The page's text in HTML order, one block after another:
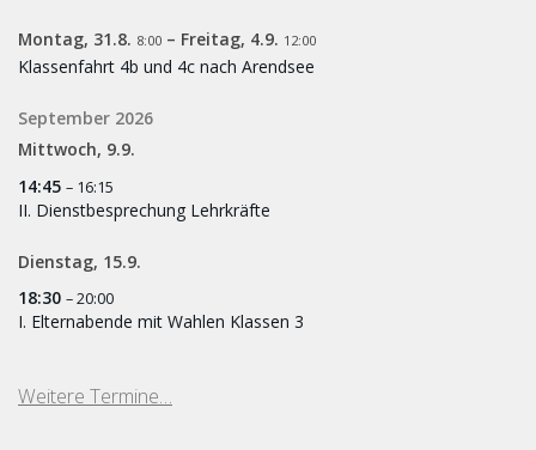
Montag, 31.8. 8:00 – Freitag, 4.9. 12:00
Klassenfahrt 4b und 4c nach Arendsee
September 2026
Mittwoch, 9.9.
14:45 – 16:15
II. Dienstbesprechung Lehrkräfte
Dienstag, 15.9.
18:30 – 20:00
I. Elternabende mit Wahlen Klassen 3
Weitere Termine…